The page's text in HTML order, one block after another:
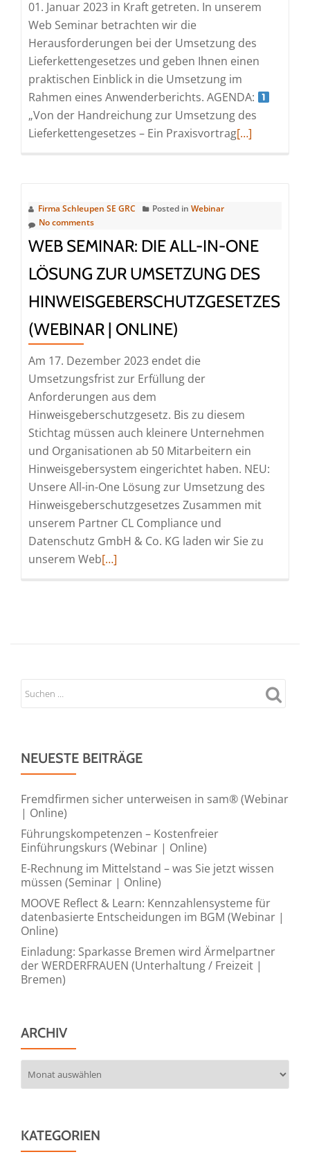
01. Januar 2023 in Kraft getreten. In unserem
Web Seminar betrachten wir die
Herausforderungen bei der Umsetzung des
Lieferkettengesetzes und geben Ihnen einen
praktischen Einblick in die Umsetzung im
Rahmen eines Anwenderberichts. AGENDA:
„Von der Handreichung zur Umsetzung des
Lieferkettengesetzes – Ein PraxisvortragRead
Jahr
–
„Ein
[…]
Firma Schleupen SE GRC Posted in Webinar
No comments
WEB SEMINAR: DIE ALL-IN-ONE
LÖSUNG ZUR UMSETZUNG DES
HINWEISGEBERSCHUTZGESETZES
(WEBINAR | ONLINE)
Am 17. Dezember 2023 endet die
Umsetzungsfrist zur Erfüllung der
Anforderungen aus dem
Hinweisgeberschutzgesetz. Bis zu diesem
Stichtag müssen auch kleinere Unternehmen
und Organisationen ab 50 Mitarbeitern ein
Hinweisgebersystem eingerichtet haben. NEU:
Unsere All-in-One Lösung zur Umsetzung des
Hinweisgeberschutzgesetzes Zusammen mit
unserem Partner CL Compliance und
Datenschutz GmbH & Co. KG laden wir Sie zu
unserem WebRead
Die
in-
Umsetzung
Hinweisgeberschutzgesetzes
|
Online)
[…]
NEUESTE BEITRÄGE
Fremdfirmen sicher unterweisen in sam® (Webinar
| Online)
Führungskompetenzen – Kostenfreier
Einführungskurs (Webinar | Online)
E-Rechnung im Mittelstand – was Sie jetzt wissen
müssen (Seminar | Online)
MOOVE Reflect & Learn: Kennzahlensysteme für
datenbasierte Entscheidungen im BGM (Webinar |
Online)
Einladung: Sparkasse Bremen wird Ärmelpartner
der WERDERFRAUEN (Unterhaltung / Freizeit |
Bremen)
ARCHIV
KATEGORIEN